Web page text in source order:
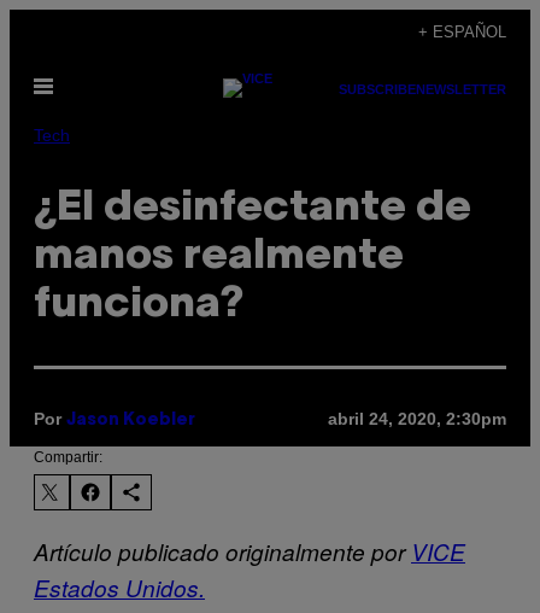
contenido
+ ESPAÑOL
Abrir
SUBSCRIBENEWSLETTER
Tech
¿El desinfectante de
manos realmente
funciona?
Por Jason Koebler abril 24, 2020, 2:30pm
Compartir:
Artículo publicado originalmente porVICE
Estados Unidos.